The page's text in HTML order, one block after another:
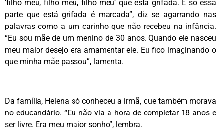
‘filho meu, filho meu, filho meu’ que está grifada. E só essa
parte que está grifada é marcada”, diz se agarrando nas
palavras como a um carinho que não recebeu na infância.
“Eu sou mãe de um menino de 30 anos. Quando ele nasceu
meu maior desejo era amamentar ele. Eu fico imaginando o
que minha mãe passou”, lamenta.
Da família, Helena só conheceu a irmã, que também morava
no educandário. “Eu não via a hora de completar 18 anos e
ser livre. Era meu maior sonho”, lembra.